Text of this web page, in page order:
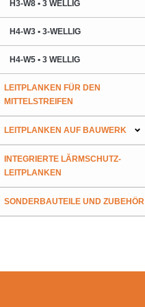
H3-W8 • 3 WELLIG
H4-W3 • 3-WELLIG
H4-W5 • 3 WELLIG
LEITPLANKEN FÜR DEN
MITTELSTREIFEN
LEITPLANKEN AUF BAUWERK
INTEGRIERTE LĂRMSCHUTZ-
LEITPLANKEN
SONDERBAUTEILE UND ZUBEHÖR